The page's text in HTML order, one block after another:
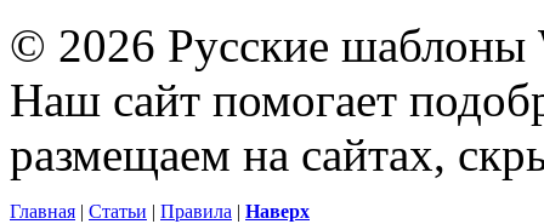
© 2026 Русские шаблоны
Наш сайт помогает
размещаем на сайтах,
Главная | Статьи | Правила | Наверх